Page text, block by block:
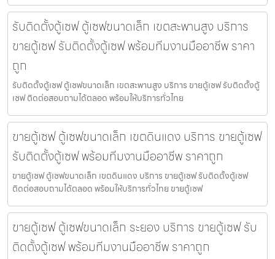
รับติดตั้งตู้เซฟ ตู้เซฟขนาดเล็ก เขตสะพานสูง บริการ
ขายตู้เซฟ รับติดตั้งตู้เซฟ พร้อมทีมงานมืออาชีพ ราคา
ถูก
รับติดตั้งตู้เซฟ ตู้เซฟขนาดเล็ก เขตสะพานสูง บริการ ขายตู้เซฟ รับติดตั้งตู้
เซฟ ติดต่อสอบถามได้ตลอด พร้อมให้บริการทั่วไทย
ขายตู้เซฟ ตู้เซฟขนาดเล็ก เขตดินแดง บริการ ขายตู้เซฟ
รับติดตั้งตู้เซฟ พร้อมทีมงานมืออาชีพ ราคาถูก
ขายตู้เซฟ ตู้เซฟขนาดเล็ก เขตดินแดง บริการ ขายตู้เซฟ รับติดตั้งตู้เซฟ
ติดต่อสอบถามได้ตลอด พร้อมให้บริการทั่วไทย ขายตู้เซฟ
ขายตู้เซฟ ตู้เซฟขนาดเล็ก ระยอง บริการ ขายตู้เซฟ รับ
ติดตั้งตู้เซฟ พร้อมทีมงานมืออาชีพ ราคาถูก